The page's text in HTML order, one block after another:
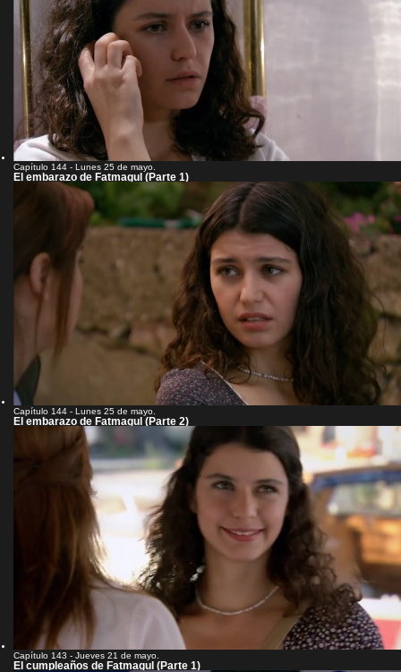
Capítulo 144 - Lunes 25 de mayo.
El embarazo de Fatmagul (Parte 1)
Capítulo 144 - Lunes 25 de mayo.
El embarazo de Fatmagul (Parte 2)
Capítulo 143 - Jueves 21 de mayo.
El cumpleaños de Fatmagul (Parte 1)